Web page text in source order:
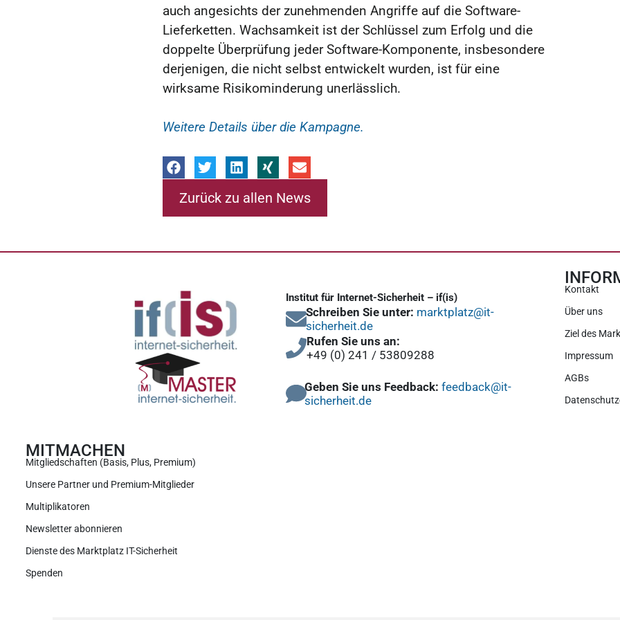
auch angesichts der zunehmenden Angriffe auf die Software-
Lieferketten. Wachsamkeit ist der Schlüssel zum Erfolg und die
doppelte Überprüfung jeder Software-Komponente, insbesondere
derjenigen, die nicht selbst entwickelt wurden, ist für eine
wirksame Risikominderung unerlässlich.
Weitere Details über die Kampagne.
Zurück zu allen News
Institut für Internet-Sicherheit – if(is)
Schreiben Sie unter: marktplatz@it-
sicherheit.de
Rufen Sie uns an:
+49 (0) 241 / 53809288
Geben Sie uns Feedback: feedback@it-
sicherheit.de
Kontakt
Über uns
Ziel des
Impressum
AGBs
MITMACHEN
Mitgliedschaften (Basis, Plus, Premium)
Unsere Partner und Premium-Mitglieder
Multiplikatoren
Newsletter abonnieren
Dienste des Marktplatz IT-Sicherheit
Spenden